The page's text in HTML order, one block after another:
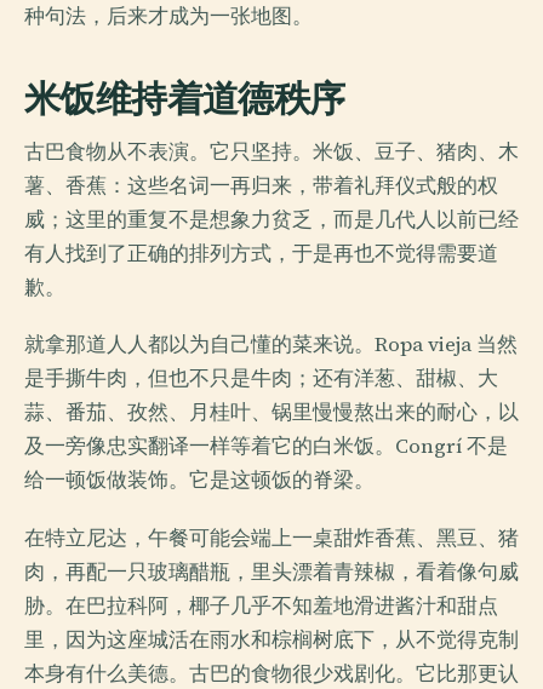
种句法，后来才成为一张地图。
米饭维持着道德秩序
古巴食物从不表演。它只坚持。米饭、豆子、猪肉、木
薯、香蕉：这些名词一再归来，带着礼拜仪式般的权
威；这里的重复不是想象力贫乏，而是几代人以前已经
有人找到了正确的排列方式，于是再也不觉得需要道
歉。
就拿那道人人都以为自己懂的菜来说。Ropa vieja 当然
是手撕牛肉，但也不只是牛肉；还有洋葱、甜椒、大
蒜、番茄、孜然、月桂叶、锅里慢慢熬出来的耐心，以
及一旁像忠实翻译一样等着它的白米饭。Congrí 不是
给一顿饭做装饰。它是这顿饭的脊梁。
在特立尼达，午餐可能会端上一桌甜炸香蕉、黑豆、猪
肉，再配一只玻璃醋瓶，里头漂着青辣椒，看着像句威
胁。在巴拉科阿，椰子几乎不知羞地滑进酱汁和甜点
里，因为这座城活在雨水和棕榈树底下，从不觉得克制
本身有什么美德。古巴的食物很少戏剧化。它比那更认